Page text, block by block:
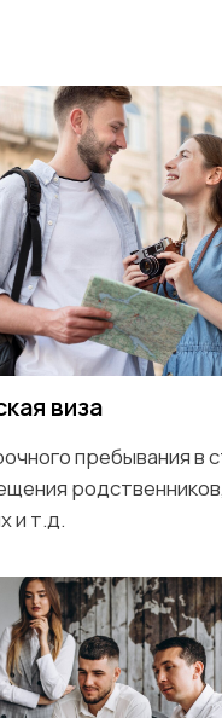
с деловой деятельностью,
в конференциях или